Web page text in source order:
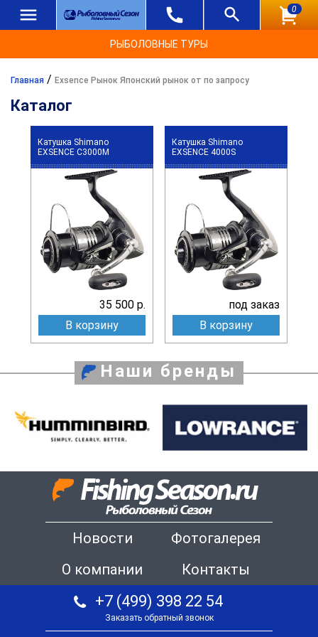
0
РЫБОЛОВНЫЕ ТУРЫ
Главная / Exsence Рынок Японский рынок от по запросу
Каталог
Катушка Shimano
EXSENCE C3000M
35 500 р.
В корзину
Катушка Shimano
EXSENCE 4000S
под заказ
В корзину
Наши бренды
Новости
Фотогалерея
О компании
Контакты
+7 (499) 398 22 54
Заказать обратный звонок